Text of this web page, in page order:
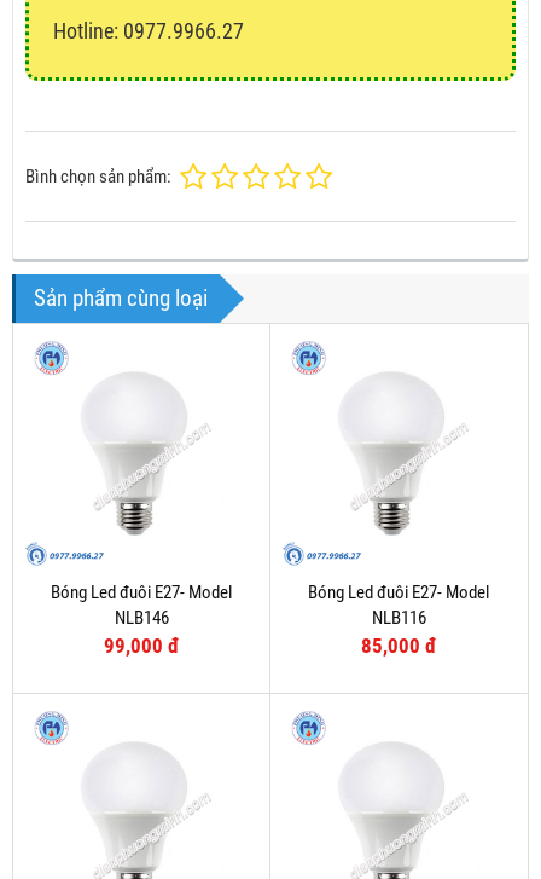
Hotline: 0977.9966.27
Bình chọn sản phẩm:
Sản phẩm cùng loại
Bóng Led đuôi E27- Model
NLB146
99,000 đ
Bóng Led đuôi E27- Model
NLB116
85,000 đ